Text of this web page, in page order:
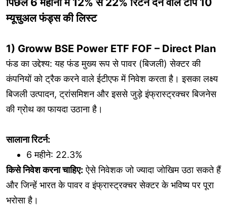
म्यूचुअल फंड्स की लिस्ट
1) Groww BSE Power ETF FOF – Direct Plan
फंड का उद्देश्य: यह फंड मुख्य रूप से पावर (बिजली) सेक्टर की
कंपनियों को ट्रैक करने वाले ईटीएफ में निवेश करता है। इसका लक्ष्य
बिजली उत्पादन, ट्रांसमिशन और इससे जुड़े इंफ्रास्ट्रक्चर बिजनेस
की ग्रोथ का फायदा उठाना है।
सालाना रिटर्न:
6 महीने: 22.3%
किसे निवेश करना चाहिए: ऐसे निवेशक जो ज्यादा जोखिम उठा सकते हैं
और जिन्हें भारत के पावर व इंफ्रास्ट्रक्चर सेक्टर के भविष्य पर पूरा
भरोसा है।